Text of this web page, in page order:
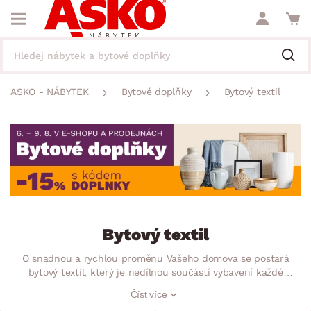
ASKO - NÁBYTEK Bytové doplňky Bytový textil
Bytový textil
O snadnou a rychlou proměnu Vašeho domova se postará
bytový textil, který je nedílnou součástí vybavení každé
ale stane se i designovým prvkem bydlení. Objevte jedinečné
Číst více